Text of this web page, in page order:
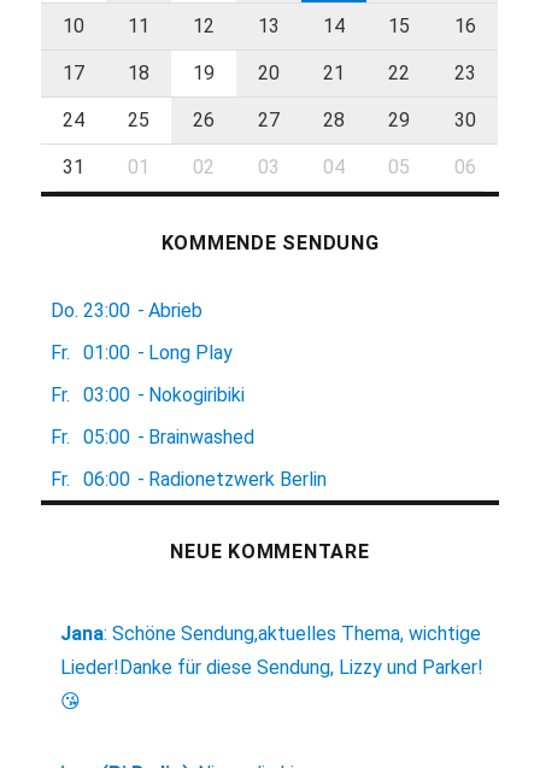
10 11 12 13 14 15 16
17 18 19 20 21 22 23
24 25 26 27 28 29 30
31 01 02 03 04 05 06
KOMMENDE SENDUNG
Do. 23:00 - Abrieb
Fr.
01:00 - Long Play
Fr.
03:00 - Nokogiribiki
Fr.
05:00 - Brainwashed
Fr.
06:00 - Radionetzwerk Berlin
NEUE KOMMENTARE
Jana:Schöne Sendung,aktuelles Thema, wichtige
Lieder!Danke für diese Sendung, Lizzy und Parker!
😘